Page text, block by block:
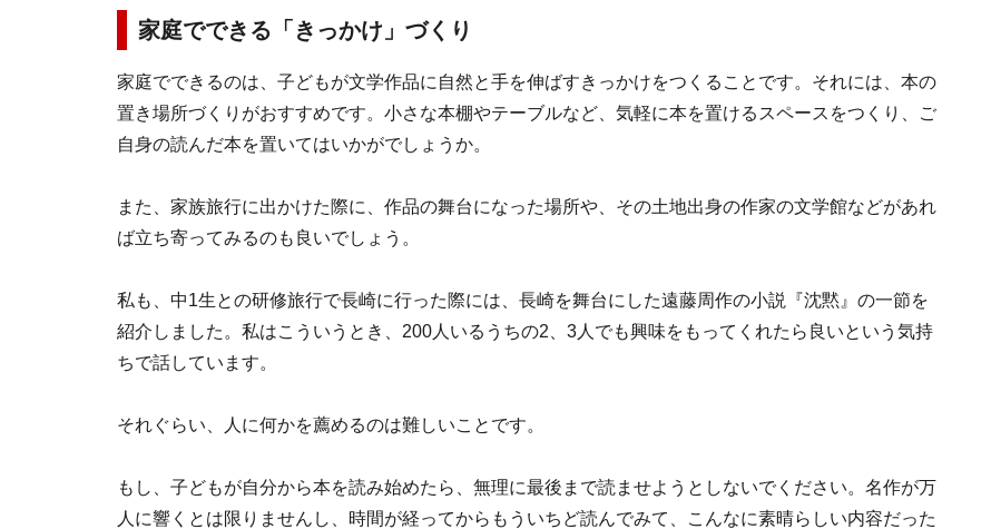
家庭でできる「きっかけ」づくり
家庭でできるのは、子どもが文学作品に自然と手を伸ばすきっかけをつくることです。それには、本の
置き場所づくりがおすすめです。小さな本棚やテーブルなど、気軽に本を置けるスペースをつくり、ご
自身の読んだ本を置いてはいかがでしょうか。
また、家族旅行に出かけた際に、作品の舞台になった場所や、その土地出身の作家の文学館などがあれ
ば立ち寄ってみるのも良いでしょう。
私も、中1生との研修旅行で長崎に行った際には、長崎を舞台にした遠藤周作の小説『沈黙』の一節を
紹介しました。私はこういうとき、200人いるうちの2、3人でも興味をもってくれたら良いという気持
ちで話しています。
それぐらい、人に何かを薦めるのは難しいことです。
もし、子どもが自分から本を読み始めたら、無理に最後まで読ませようとしないでください。名作が万
人に響くとは限りませんし、時間が経ってからもういちど読んでみて、こんなに素晴らしい内容だった